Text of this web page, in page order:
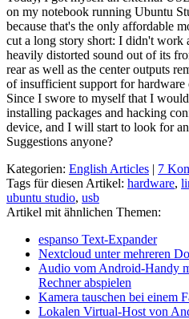
on my notebook running Ubuntu
because that's the only affordable
cut a long story short: I didn't work
heavily distorted sound out of its
rear as well as the center outputs
of insufficient support for
Since I swore to myself that I
installing packages and hacking
device, and I will start to look for
Suggestions anyone?
Kategorien: English Articles | 7
Tags für diesen Artikel: hardware,
ubuntu studio, usb
Artikel mit ähnlichen Themen:
espanso Text-Expander
Nextcloud unter mehreren
Audio vom Android-Handy
Rechner abspielen
Kamera tauschen bei einem
Lokalen Virtual-Host von